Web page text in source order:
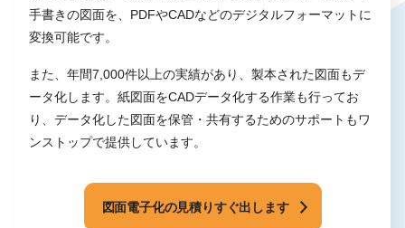
手書きの図面を、PDFやCADなどのデジタルフォーマットに
変換可能です。
また、年間7,000件以上の実績があり、製本された図面もデ
ータ化します。紙図面をCADデータ化する作業も行ってお
り、データ化した図面を保管・共有するためのサポートもワ
ンストップで提供しています。
図面電子化の見積りすぐ出します